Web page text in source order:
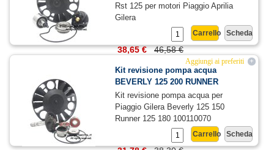
Rst 125 per motori Piaggio Aprilia
Gilera
Scheda
Carrello
46,58 €
38,65 €
+
Aggiungi ai preferiti
Kit revisione pompa acqua
BEVERLY 125 200 RUNNER
Kit revisione pompa acqua per
Piaggio Gilera Beverly 125 150
Runner 125 180 100110070
Scheda
Carrello